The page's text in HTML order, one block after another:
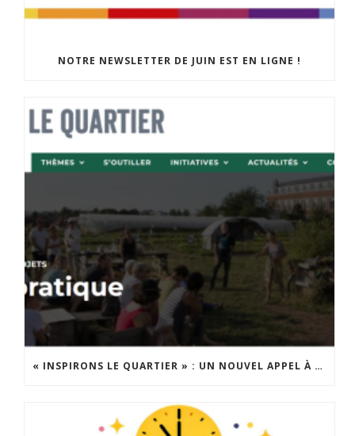
NOTRE NEWSLETTER DE JUIN EST EN LIGNE !
« INSPIRONS LE QUARTIER » : UN NOUVEL APPEL À PROJETS EST LANCÉ !